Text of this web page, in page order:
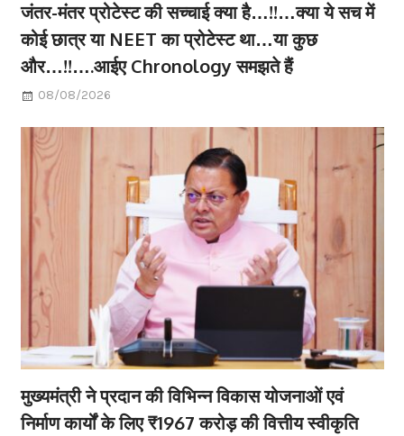
जंतर-मंतर प्रोटेस्ट की सच्चाई क्या है…!!…क्या ये सच में
कोई छात्र या NEET का प्रोटेस्ट था…या कुछ
और…!!….आईए Chronology समझते हैं
08/08/2026
मुख्यमंत्री ने प्रदान की विभिन्न विकास योजनाओं एवं
निर्माण कार्यों के लिए ₹1967 करोड़ की वित्तीय स्वीकृति